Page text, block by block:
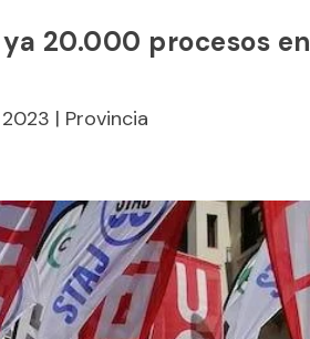
20.000 procesos en
2023 | Provincia